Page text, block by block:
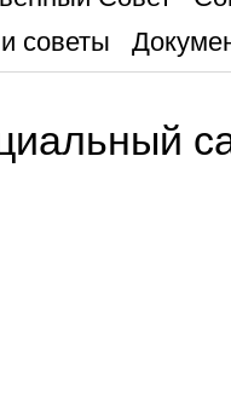
советы